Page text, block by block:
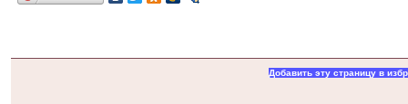
Добавить эту страницу в